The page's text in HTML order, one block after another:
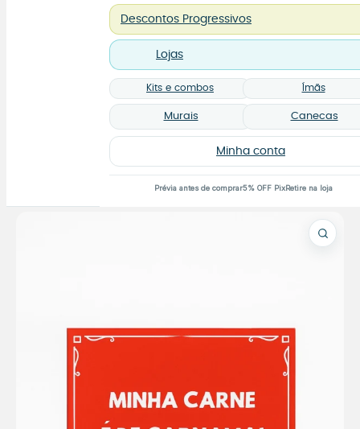
Descontos Progressivos
Lojas
Kits e combos Ímãs
Murais Canecas
Minha conta
Prévia antes de comprar5% OFF PixRetire na loja